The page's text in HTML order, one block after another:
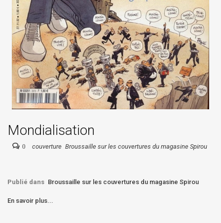
Mondialisation
0 couverture Broussaille sur les couvertures du magasine Spirou
Publié dans Broussaille sur les couvertures du magasine Spirou
En savoir plus...